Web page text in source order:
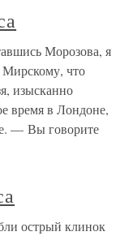
Морозова, я
что
изысканно
время в Лондоне,
— Вы говорите
острый клинок